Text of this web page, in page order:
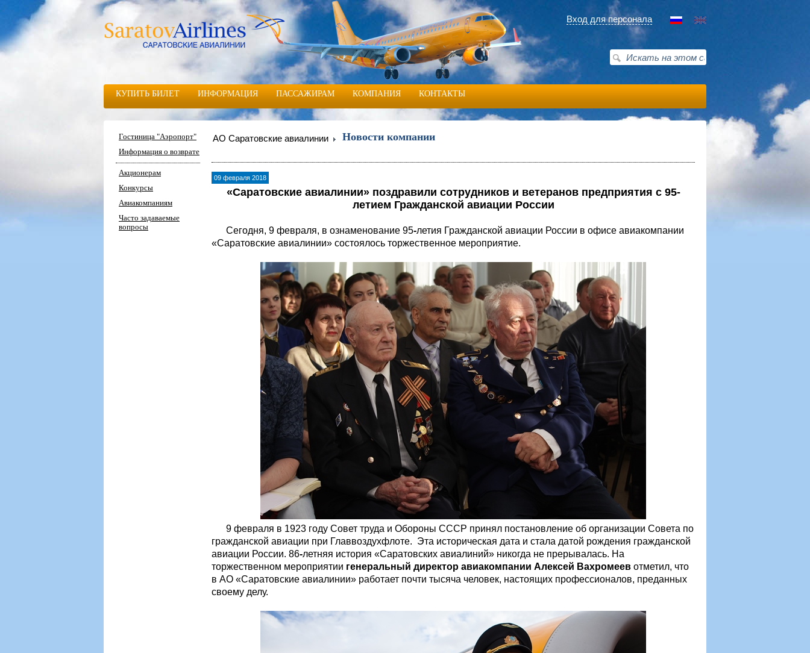
Вход для персонала
КУПИТЬ БИЛЕТ ИНФОРМАЦИЯ ПАССАЖИРАМ КОМПАНИЯ КОНТАКТЫ
Гостиница "Аэропорт"
Информация о возврате
Акционерам
Конкурсы
Авиакомпаниям
Часто задаваемые
вопросы
АО Саратовские авиалинии Новости компании
09 февраля 2018
«Саратовские авиалинии» поздравили сотрудников и ветеранов предприятия с 95-
летием Гражданской авиации России
Сегодня, 9 февраля, в ознаменование 95-летия Гражданской авиации России в офисе авиакомпании
«Саратовские авиалинии» состоялось торжественное мероприятие.
9 февраля в 1923 году Совет труда и Обороны СССР принял постановление об организации Совета по
гражданской авиации при Главвоздухфлоте. Эта историческая дата и стала датой рождения гражданской
авиации России. 86-летняя история «Саратовских авиалиний» никогда не прерывалась. На
торжественном мероприятии генеральный директор авиакомпании Алексей Вахромеев отметил, что
в АО «Саратовские авиалинии» работает почти тысяча человек, настоящих профессионалов, преданных
своему делу.